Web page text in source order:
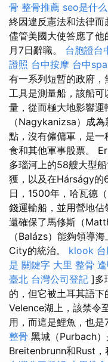
骨 整骨推薦 seo是什么
終因違反憲法和法律而
儘管美國大使答應了
月7日辭職。 台胞證台
證照 台中按摩 台中spa
有一系列短暫的政府
工具是測量船，該船可
量，從而極大地影響
（Nagykanizsa）成
點，沒有僱傭軍，是
食和其他軍事股票。
多瑙河上的58艘大型
獲，以及在Hárságy
日，1500年，哈瓦德
錢運輸船，並用營地佔
還確保了馬修斯（
（Balázs）能夠領導
City的統治。 klook 台
是 關鍵字 大里 整骨
臺北 台灣公司登記 ]多
的，但它被土耳其語
Velence湖上，該禁令
用，而這是鯉魚，也是
整骨 黑城（Purbach
Breitenbrunn和Rust，